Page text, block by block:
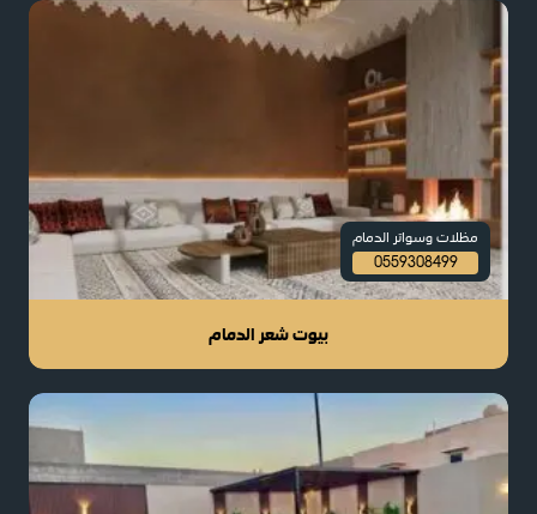
مظلات وسواتر الدمام
0559308499
بيوت شعر الدمام